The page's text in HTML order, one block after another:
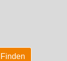
Finden